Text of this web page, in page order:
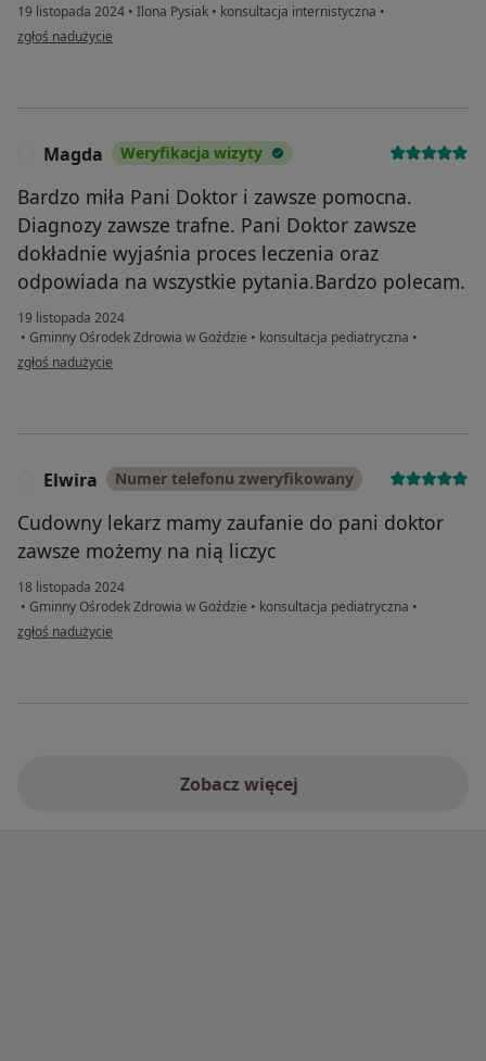
19 listopada 2024 • Ilona Pysiak • konsultacja internistyczna •
w opinii użytkownika TM
zgłoś nadużycie
Magda Weryfikacja wizyty
Bardzo miła Pani Doktor i zawsze pomocna.
Diagnozy zawsze trafne. Pani Doktor zawsze
dokładnie wyjaśnia proces leczenia oraz
odpowiada na wszystkie pytania.Bardzo polecam.
19 listopada 2024
• Gminny Ośrodek Zdrowia w Goździe • konsultacja pediatryczna •
w opinii użytkownika Magda
zgłoś nadużycie
Elwira Numer telefonu zweryfikowany
Cudowny lekarz mamy zaufanie do pani doktor
zawsze możemy na nią liczyc
18 listopada 2024
• Gminny Ośrodek Zdrowia w Goździe • konsultacja pediatryczna •
w opinii użytkownika Elwira
zgłoś nadużycie
Zobacz więcej